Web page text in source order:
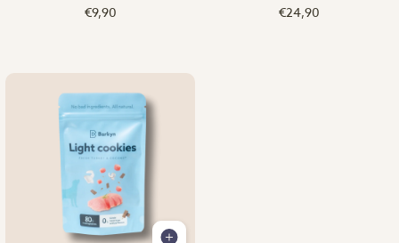
€9,90 €24,90